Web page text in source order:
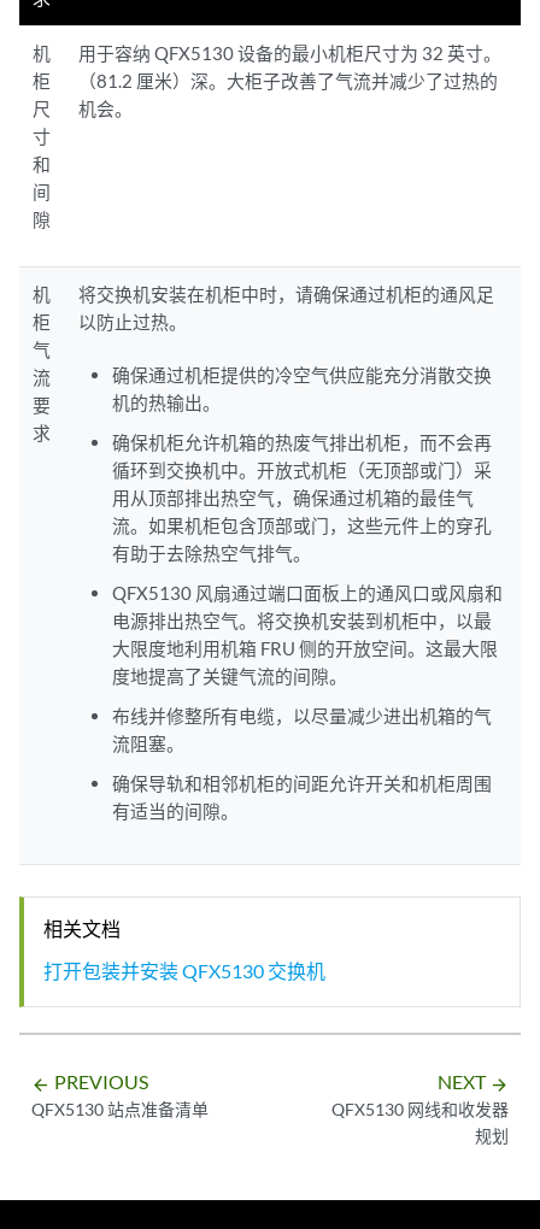
机
柜
尺
寸
和
间
隙
用于容纳 QFX5130 设备的最小机柜尺寸为 32 英寸。
（81.2 厘米）深。大柜子改善了气流并减少了过热的
机会。
机
柜
气
流
要
求
将交换机安装在机柜中时，请确保通过机柜的通风足
以防止过热。
确保通过机柜提供的冷空气供应能充分消散交换
机的热输出。
确保机柜允许机箱的热废气排出机柜，而不会再
循环到交换机中。开放式机柜（无顶部或门）采
用从顶部排出热空气，确保通过机箱的最佳气
流。如果机柜包含顶部或门，这些元件上的穿孔
有助于去除热空气排气。
QFX5130 风扇通过端口面板上的通风口或风扇和
电源排出热空气。将交换机安装到机柜中，以最
大限度地利用机箱 FRU 侧的开放空间。这最大限
度地提高了关键气流的间隙。
布线并修整所有电缆，以尽量减少进出机箱的气
流阻塞。
确保导轨和相邻机柜的间距允许开关和机柜周围
有适当的间隙。
相关文档
打开包装并安装 QFX5130 交换机
arrow_backward PREVIOUS
QFX5130 站点准备清单
NEXT arrow_forward
QFX5130 网线和收发器
规划